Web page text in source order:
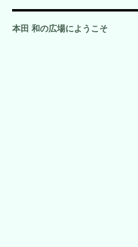
本田 和の広場にようこそ